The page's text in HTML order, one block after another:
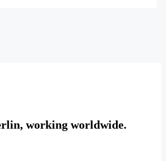
working worldwide.